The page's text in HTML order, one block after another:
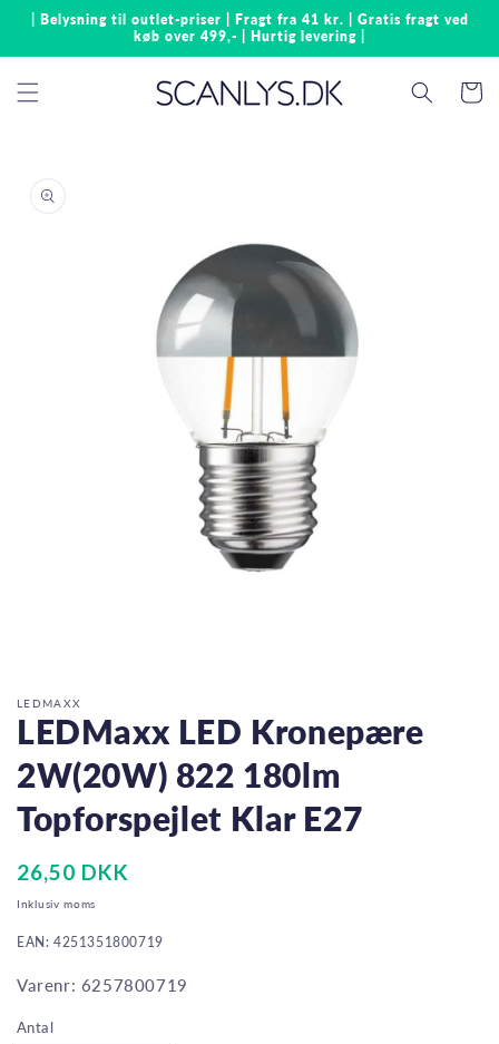
Gå til
| Belysning til outlet-priser | Fragt fra 41 kr. | Gratis fragt ved
køb over 499,- | Hurtig levering |
i
LEDMAXX
LEDMaxx LED Kronepære
2W(20W) 822 180lm
Topforspejlet Klar E27
Normalpris
26,50 DKK
Inklusiv moms
EAN: 4251351800719
Varenr: 6257800719
Antal